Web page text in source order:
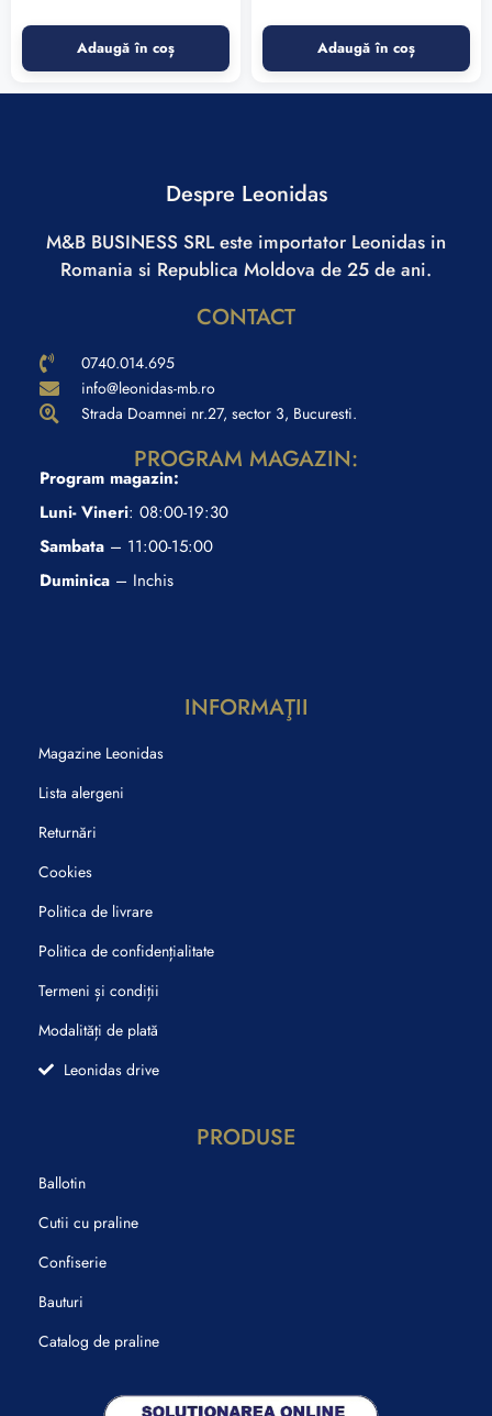
Adaugă în coș Adaugă în coș
Despre Leonidas
M&B BUSINESS SRL este importator Leonidas in
Romania si Republica Moldova de 25 de ani.
CONTACT
0740.014.695
info@leonidas-mb.ro
Strada Doamnei nr.27, sector 3, Bucuresti.
PROGRAM MAGAZIN:
Program magazin:
Luni- Vineri: 08:00-19:30
Sambata – 11:00-15:00
Duminica – Inchis
INFORMAŢII
Magazine Leonidas
Lista alergeni
Returnări
Cookies
Politica de livrare
Politica de confidențialitate
Termeni și condiții
Modalități de plată
Leonidas drive
PRODUSE
Ballotin
Cutii cu praline
Confiserie
Bauturi
Catalog de praline